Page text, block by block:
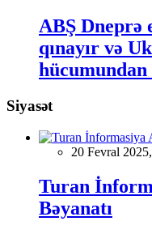
ABŞ Dneprə
qınayır və
Siyasət
20 Fevral
Turan
Bəyanatı